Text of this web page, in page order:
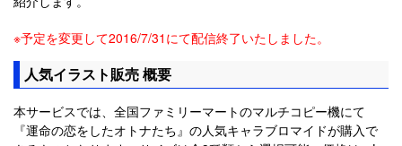
※予定を変更して2016/7/31にて配信終了いたしました。
人気イラスト販売 概要
本サービスでは、全国ファミリーマートのマルチコピー機にて
『運命の恋をしたオトナたち』の人気キャラブロマイドが購入で